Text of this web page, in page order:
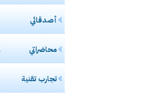
أصدقائي
محاضراتي
تجارب تقنية